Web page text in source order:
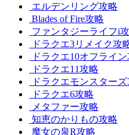
エルデンリング攻略
Blades of Fire攻略
ファンタジーライフi
ドラクエ3リメイク攻
ドラクエ10オフライ
ドラクエ11攻略
ドラクエモンスターズ
ドラクエ6攻略
メタファー攻略
知恵のかりもの攻略
魔女の泉R攻略